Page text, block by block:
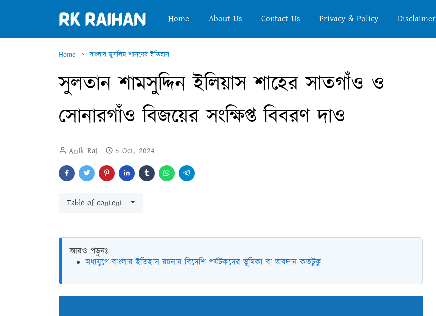
Home About Us Contact Us Privacy & Policy Disclaimer
Home বাংলায় মুসলিম শাসনের ইতিহাস
সুলতান শামসুদ্দিন ইলিয়াস শাহের সাতগাঁও ও
সোনারগাঁও বিজয়ের সংক্ষিপ্ত বিবরণ দাও
Anik Raj 5 Oct, 2024
Table of content
আরও পড়ুনঃ
মধ্যযুগে বাংলার ইতিহাস রচনায় বিদেশি পর্যটকদের ভূমিকা বা অবদান কতটুকু